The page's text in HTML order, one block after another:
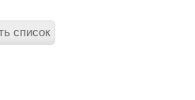
список